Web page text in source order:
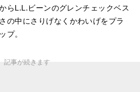
らL.L.ビーンのグレンチェックベス
の中にさりげなくかわいげをプラ
プ。